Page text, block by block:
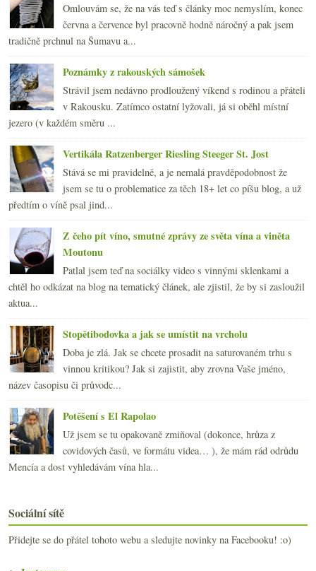
Omlouvám se, že na vás teď s články moc nemyslím, konec
června a července byl pracovně hodně náročný a pak jsem
tradičně prchnul na Šumavu a...
Poznámky z rakouských sámošek
Strávil jsem nedávno prodloužený víkend s rodinou a přáteli
v Rakousku. Zatímco ostatní lyžovali, já si oběhl místní
jezero (v každém směru ...
Vertikála Ratzenberger Riesling Steeger St. Jost
Stává se mi pravidelně, a je nemalá pravděpodobnost že
jsem se tu o problematice za těch 18+ let co píšu blog, a už
předtím o víně psal jind...
Z čeho pít víno, smutné zprávy ze světa vína a viněta
Moutonu
Patlal jsem teď na sociálky video s vinnými sklenkami a
chtěl ho odkázat na blog na tematický článek, ale zjistil, že by si zasloužil
aktua...
Stopětibodovka a jak se umístit na vrcholu
Doba je zlá. Jak se chcete prosadit na saturovaném trhu s
vinnou kritikou? Jak si zajistit, aby zrovna Vaše jméno,
název časopisu či průvodc...
Potěšení s El Rapolao
Už jsem se tu opakovaně zmiňoval (dokonce, hrůza z
covidových časů, ve formátu videa… ), že mám rád odrůdu
Mencía a dost vyhledávám vína hla...
Sociální sítě
Přidejte se do přátel tohoto webu a sledujte novinky na Facebooku! :o)